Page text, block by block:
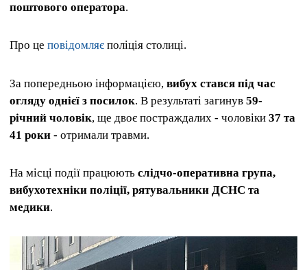
поштового оператора.
Про це повідомляє поліція столиці.
За попередньою інформацією, вибух стався під час
огляду однієї з посилок. В результаті загинув 59-
річний чоловік, ще двоє постраждалих - чоловіки 37 та
41 роки - отримали травми.
На місці події працюють слідчо-оперативна група,
вибухотехніки поліції, рятувальники ДСНС та
медики.